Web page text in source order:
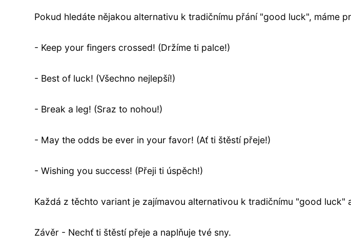
Pokud hledáte nějakou alternativu k tradičnímu přání "good luck", máme
- Keep your fingers crossed! (Držíme ti palce!)
- Best of luck! (Všechno nejlepší!)
- Break a leg! (Sraz to nohou!)
- May the odds be ever in your favor! (Ať ti štěstí přeje!)
- Wishing you success! (Přeji ti úspěch!)
Každá z těchto variant je zajímavou alternativou k tradičnímu "good
Závěr - Nechť ti štěstí přeje a naplňuje tvé sny.